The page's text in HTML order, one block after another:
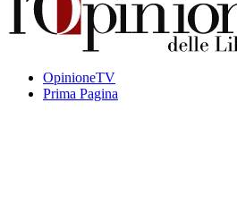
OpinioneTV
Prima Pagina